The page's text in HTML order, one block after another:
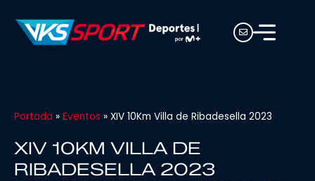
Portada » Eventos » XIV 10Km Villa de Ribadesella 2023
XIV 10KM VILLA DE
RIBADESELLA 2023